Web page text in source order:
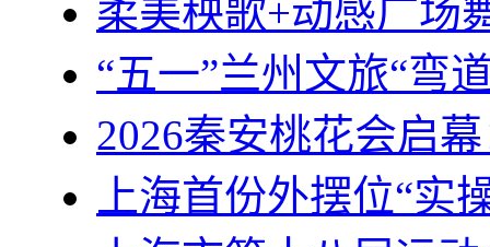
柔美秧歌+动感广场
“五一”兰州文旅“弯
2026秦安桃花会启
上海首份外摆位“实